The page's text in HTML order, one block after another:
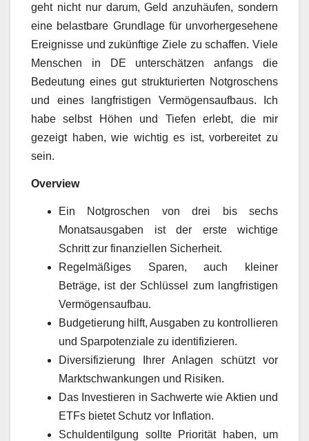
geht nicht nur darum, Geld anzuhäufen, sondern
eine belastbare Grundlage für unvorhergesehene
Ereignisse und zukünftige Ziele zu schaffen. Viele
Menschen in DE unterschätzen anfangs die
Bedeutung eines gut strukturierten Notgroschens
und eines langfristigen Vermögensaufbaus. Ich
habe selbst Höhen und Tiefen erlebt, die mir
gezeigt haben, wie wichtig es ist, vorbereitet zu
sein.
Overview
Ein Notgroschen von drei bis sechs
Monatsausgaben ist der erste wichtige
Schritt zur finanziellen Sicherheit.
Regelmäßiges Sparen, auch kleiner
Beträge, ist der Schlüssel zum langfristigen
Vermögensaufbau.
Budgetierung hilft, Ausgaben zu kontrollieren
und Sparpotenziale zu identifizieren.
Diversifizierung Ihrer Anlagen schützt vor
Marktschwankungen und Risiken.
Das Investieren in Sachwerte wie Aktien und
ETFs bietet Schutz vor Inflation.
Schuldentilgung sollte Priorität haben, um